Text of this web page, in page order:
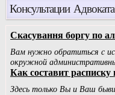
Консультации Адвоката